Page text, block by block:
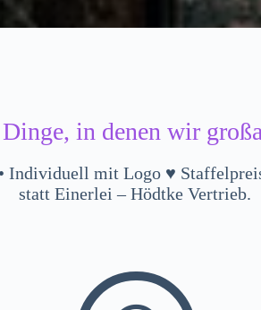
Dinge, in denen wir
mit Logo ♥️
statt Einerlei – Hödtke Vertrieb.